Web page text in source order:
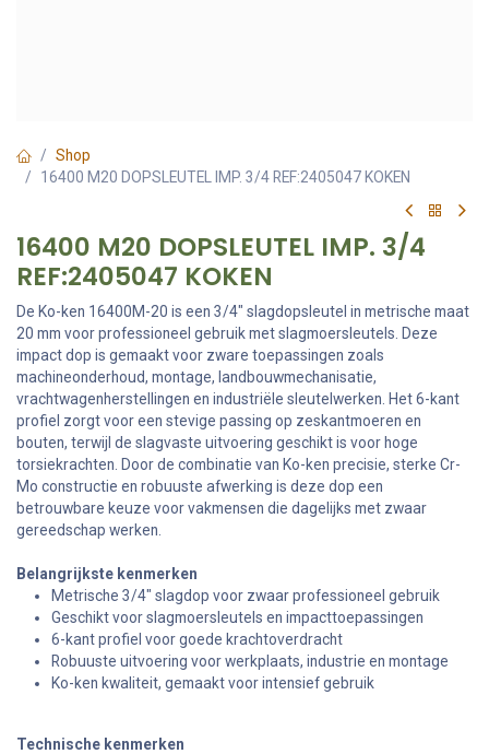
Shop
16400 M20 DOPSLEUTEL IMP. 3/4 REF:2405047 KOKEN
16400 M20 DOPSLEUTEL IMP. 3/4
REF:2405047 KOKEN
De Ko-ken 16400M-20 is een 3/4" slagdopsleutel in metrische maat
20 mm voor professioneel gebruik met slagmoersleutels. Deze
impact dop is gemaakt voor zware toepassingen zoals
machineonderhoud, montage, landbouwmechanisatie,
vrachtwagenherstellingen en industriële sleutelwerken. Het 6-kant
profiel zorgt voor een stevige passing op zeskantmoeren en
bouten, terwijl de slagvaste uitvoering geschikt is voor hoge
torsiekrachten. Door de combinatie van Ko-ken precisie, sterke Cr-
Mo constructie en robuuste afwerking is deze dop een
betrouwbare keuze voor vakmensen die dagelijks met zwaar
gereedschap werken.
Belangrijkste kenmerken
Metrische 3/4" slagdop voor zwaar professioneel gebruik
Geschikt voor slagmoersleutels en impacttoepassingen
6-kant profiel voor goede krachtoverdracht
Robuuste uitvoering voor werkplaats, industrie en montage
Ko-ken kwaliteit, gemaakt voor intensief gebruik
Technische kenmerken